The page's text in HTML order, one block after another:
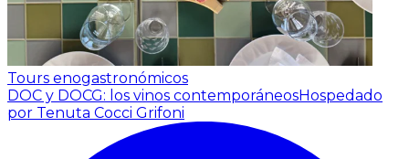
Tours enogastronómicos
DOC y DOCG: los vinos contemporáneosHospedado
por Tenuta Cocci Grifoni